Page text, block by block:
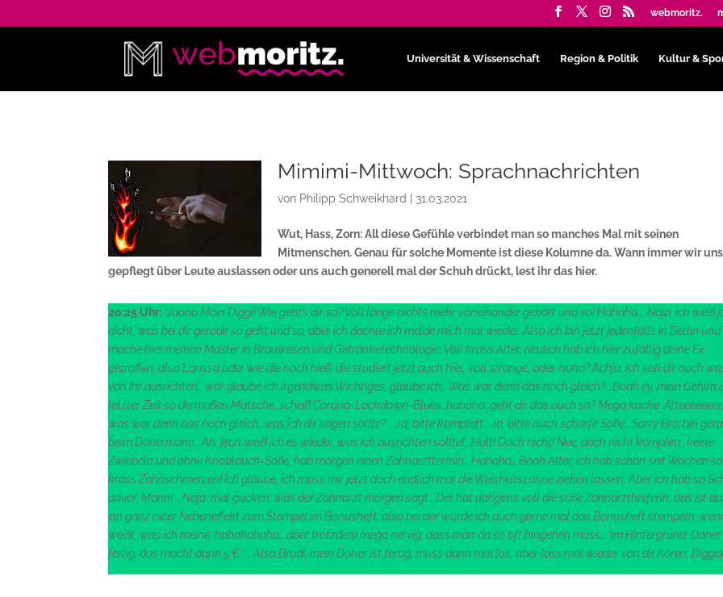
webmoritz.
Universität & Wissenschaft Region & Politik Kultur &
Mimimi-Mittwoch: Sprachnachrichten
von Philipp Schweikhard 31.03.2021
Wut, Hass, Zorn: All diese Gefühle verbindet man so manches Mal mit seinen
Mitmenschen. Genau für solche Momente ist diese Kolumne da. Wann immer wir
gepflegt über Leute auslassen oder uns auch generell mal der Schuh drückt, lest ihr das hier.
20:25 Uhr: “Joooo Moin Diggi! Wie geht’s dir so? Voll lange nichts mehr voneinander gehört und so! Hahaha…. Naja, ich weiß
nicht, was bei dir gerade so geht und so, aber ich dachte ich melde mich mal wieder. Also ich bin jetzt jedenfalls in Berlin und
mache hier meinen Master in Brauwesen und Getränketechnologie. Voll krass Alter, neulich hab ich hier zufällig deine Ex
getroffen, also Larissa oder wie die noch hieß, die studiert jetzt auch hier, voll strange, oder, haha? Achja, ich soll dir noch
von ihr ausrichten… war glaube ich irgendwas Wichtiges, glaube ich… Was war denn das noch gleich? …Boah ey, mein Gehirn
letzter Zeit so dermaßen Matsche, scheiß Corona-Lockdown-Blues…hahaha…geht dir das auch so? Mega kacke.
was war denn das noch gleich, was ich dir sagen sollte? … Ja, bitte komplett… Ja, bitte auch scharfe Soße… Sorry Bro, bin
beim Dönermann… Ah, jetzt weiß ich es wieder, was ich ausrichten sollte!… Halt! Doch nicht! Nee, doch nicht komplett, keine
Zwiebeln und ohne Knoblauch-Soße, hab morgen einen Zahnarzttermin… Hahaha… Boah Alter, ich hab schon seit Wochen
krass Zahnschmerzen! Ich glaube, ich muss mir jetzt doch endlich mal die Weisheitszähne ziehen lassen. Aber ich hab so
davor, Mann! … Naja, mal gucken, was der Zahnarzt morgen sagt… Der hat übrigens voll die süße Zahnarzthelferin, das ist
ein ganz nicer Nebeneffekt zum Stempel im Bonusheft, also bei der würde ich auch gerne mal das Bonusheft stempeln,
weißt, was ich meine, hahahahaha… aber trotzdem mega nervig, dass man da so oft hingehen muss… *im Hintergrund:
fertig, das macht dann 5 €* … Also Brudi, mein Döner ist fertig, muss dann mal los, aber lass mal wieder von dir hören,